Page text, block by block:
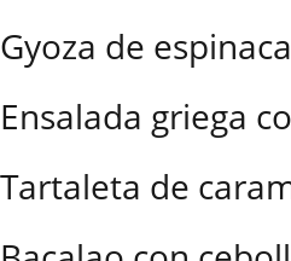
Gyoza de
Ensalada griega
Tartaleta de